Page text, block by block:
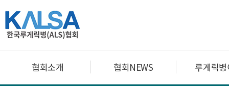
협회소개 협회NEWS 루게릭